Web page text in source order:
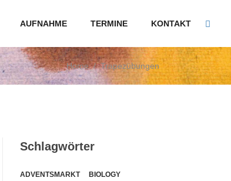
AUFNAHME TERMINE KONTAKT
Home/Trapezübungen
Schlagwörter
ADVENTSMARKT BIOLOGY